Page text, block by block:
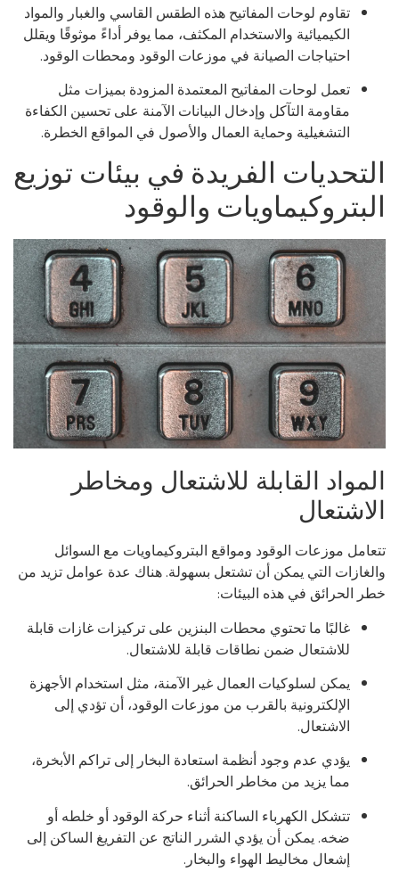
تقاوم لوحات المفاتيح هذه الطقس القاسي والغبار والمواد
الكيميائية والاستخدام المكثف، مما يوفر أداءً موثوقًا ويقلل
احتياجات الصيانة في موزعات الوقود ومحطات الوقود.
تعمل لوحات المفاتيح المعتمدة المزودة بميزات مثل
مقاومة التآكل وإدخال البيانات الآمنة على تحسين الكفاءة
التشغيلية وحماية العمال والأصول في المواقع الخطرة.
الفريدة في بيئات توزيع
والوقود
القابلة للاشتعال ومخاطر
موزعات الوقود ومواقع البتروكيماويات مع السوائل
التي يمكن أن تشتعل بسهولة. هناك عدة عوامل تزيد من
الحرائق في هذه البيئات:
غالبًا ما تحتوي محطات البنزين على تركيزات غازات قابلة
للاشتعال ضمن نطاقات قابلة للاشتعال.
يمكن لسلوكيات العمال غير الآمنة، مثل استخدام الأجهزة
الإلكترونية بالقرب من موزعات الوقود، أن تؤدي إلى
الاشتعال.
يؤدي عدم وجود أنظمة استعادة البخار إلى تراكم الأبخرة،
مما يزيد من مخاطر الحرائق.
تتشكل الكهرباء الساكنة أثناء حركة الوقود أو خلطه أو
ضخه. يمكن أن يؤدي الشرر الناتج عن التفريغ الساكن إلى
إشعال مخاليط الهواء والبخار.